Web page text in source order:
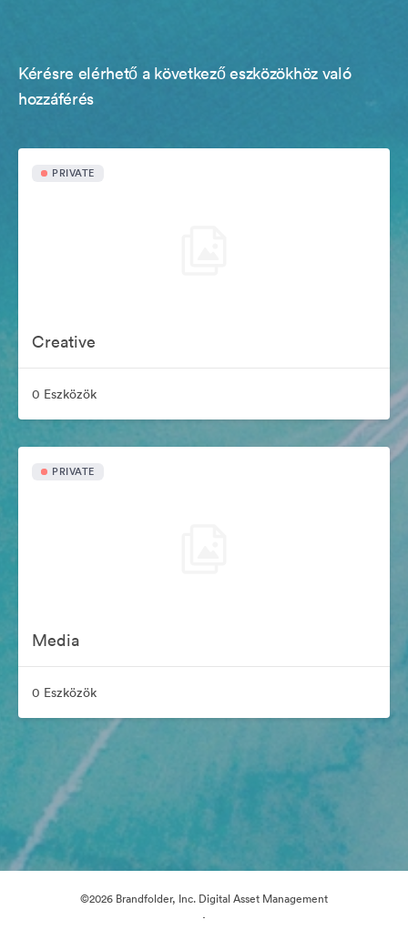
Kérésre elérhető a következő eszközökhöz való
hozzáférés
PRIVATE
Creative
0 Eszközök
PRIVATE
Media
0 Eszközök
©2026 Brandfolder, Inc. Digital Asset Management
·